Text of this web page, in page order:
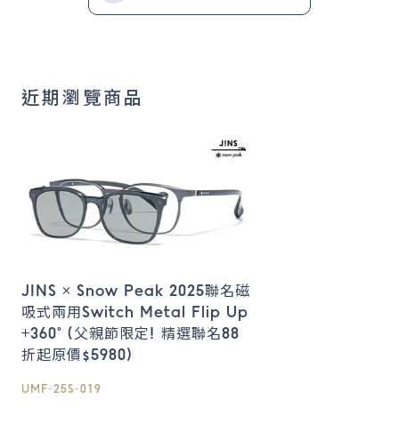
近期瀏覽商品
JINS × Snow Peak 2025聯名磁
吸式兩用Switch Metal Flip Up
+360° (父親節限定! 精選聯名88
折起原價$5980)
UMF-25S-019